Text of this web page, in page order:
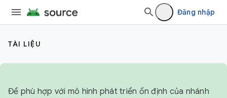
Đăng nhập
TÀI LIỆU
Để phù hợp với mô hình phát triển ổn định của nhánh